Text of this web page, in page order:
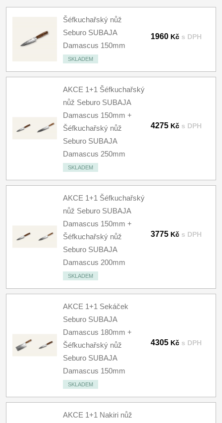
Šéfkuchařský nůž
Seburo SUBAJA
Damascus 150mm
SKLADEM
1960 Kč s DPH
AKCE 1+1 Šéfkuchařský
nůž Seburo SUBAJA
Damascus 150mm +
Šéfkuchařský nůž
Seburo SUBAJA
Damascus 250mm
SKLADEM
4275 Kč s DPH
AKCE 1+1 Šéfkuchařský
nůž Seburo SUBAJA
Damascus 150mm +
Šéfkuchařský nůž
Seburo SUBAJA
Damascus 200mm
SKLADEM
3775 Kč s DPH
AKCE 1+1 Sekáček
Seburo SUBAJA
Damascus 180mm +
Šéfkuchařský nůž
Seburo SUBAJA
Damascus 150mm
SKLADEM
4305 Kč s DPH
AKCE 1+1 Nakiri nůž